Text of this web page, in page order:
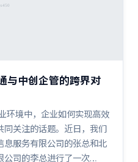
与中创企管的跨界对
环境中，企业如何实现高效
同关注的话题。近日，我们
息服务有限公司的张总和北
公司的李总进行了一次…